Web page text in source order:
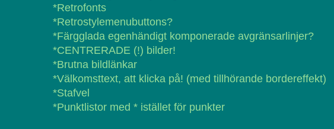
*Retrofonts
*Retrostylemenubuttons?
*Färgglada egenhändigt komponerade avgränsarlinjer?
*CENTRERADE (!) bilder!
*Brutna bildlänkar
*Välkomsttext, att klicka på! (med tillhörande bordereffekt)
*Stafvel
*Punktlistor med * istället för punkter